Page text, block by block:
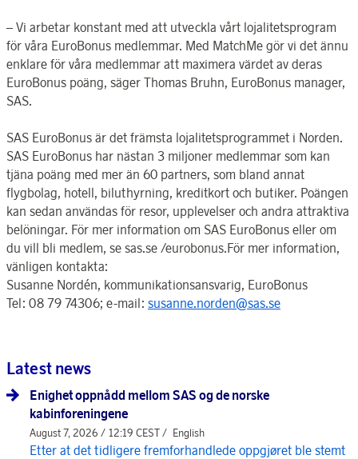
– Vi arbetar konstant med att utveckla vårt lojalitetsprogram
för våra EuroBonus medlemmar. Med MatchMe gör vi det ännu
enklare för våra medlemmar att maximera värdet av deras
EuroBonus poäng, säger Thomas Bruhn, EuroBonus manager,
SAS.
SAS EuroBonus är det främsta lojalitetsprogrammet i Norden.
SAS EuroBonus har nästan 3 miljoner medlemmar som kan
tjäna poäng med mer än 60 partners, som bland annat
flygbolag, hotell, biluthyrning, kreditkort och butiker. Poängen
kan sedan användas för resor, upplevelser och andra attraktiva
belöningar. För mer information om SAS EuroBonus eller om
du vill bli medlem, se sas.se /eurobonus.För mer information,
vänligen kontakta:
Susanne Nordén, kommunikationsansvarig, EuroBonus
Tel: 08 79 74306; e-mail: susanne.norden@sas.se
Latest news
Enighet oppnådd mellom SAS og de norske
kabinforeningene
August 7, 2026 / 12:19 CEST / English
Etter at det tidligere fremforhandlede oppgjøret ble stemt